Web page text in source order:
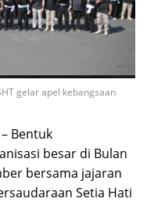
gelar apel kebangsaan
– Bentuk
besar di Bulan
bersama jajaran
Setia Hati